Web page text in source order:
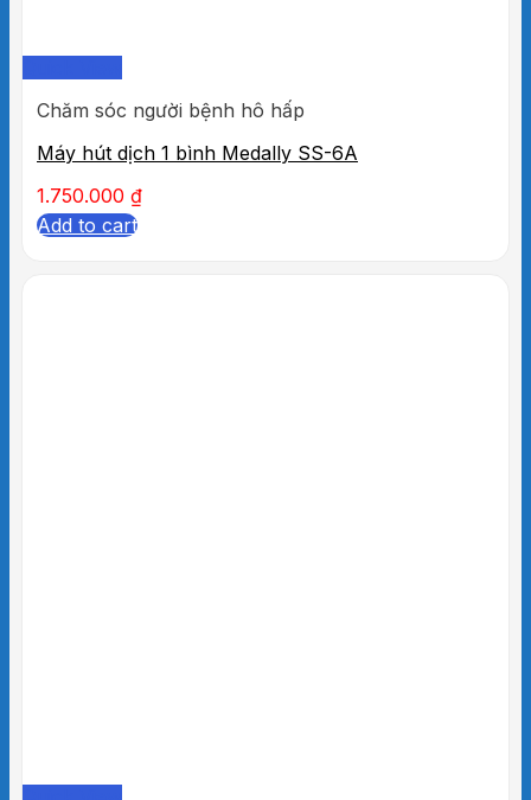
Chăm sóc người bệnh hô hấp
Máy hút dịch 1 bình Medally SS-6A
1.750.000 ₫
Add to cart